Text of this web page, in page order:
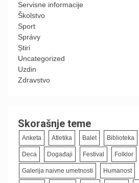
Servisne informacije
Školstvo
Sport
Správy
Știri
Uncategorized
Uzdin
Zdravstvo
Skorašnje teme
Anketa Atletika Balet Biblioteka
Deca Događaji Festival Folklor
Galerija naivne umetnosti Humanost